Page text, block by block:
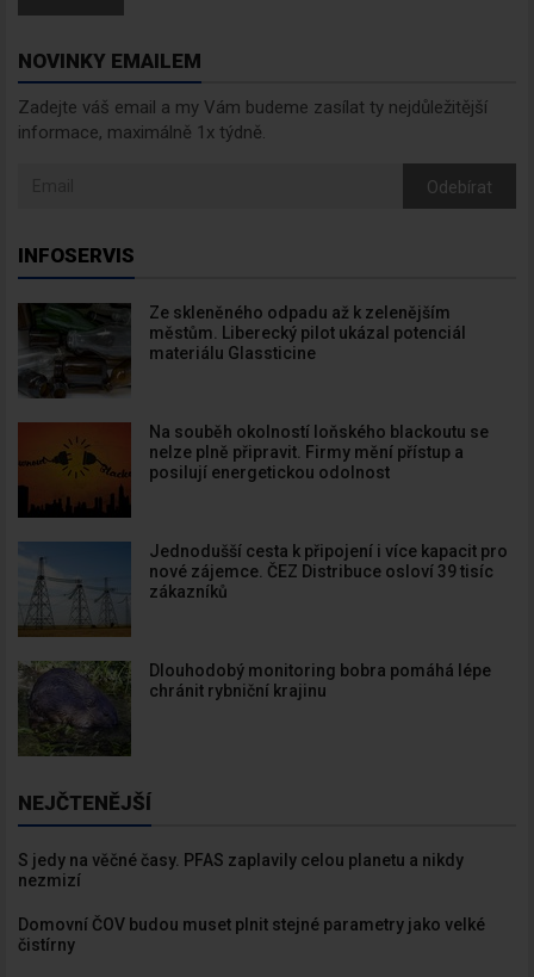
NOVINKY EMAILEM
Zadejte váš email a my Vám budeme zasílat ty nejdůležitější
informace, maximálně 1x týdně.
Odebírat
INFOSERVIS
Ze skleněného odpadu až k zelenějším
městům. Liberecký pilot ukázal potenciál
materiálu Glassticine
Na souběh okolností loňského blackoutu se
nelze plně připravit. Firmy mění přístup a
posilují energetickou odolnost
Jednodušší cesta k připojení i více kapacit pro
nové zájemce. ČEZ Distribuce osloví 39 tisíc
zákazníků
Dlouhodobý monitoring bobra pomáhá lépe
chránit rybniční krajinu
NEJČTENĚJŠÍ
S jedy na věčné časy. PFAS zaplavily celou planetu a nikdy
nezmizí
Domovní ČOV budou muset plnit stejné parametry jako velké
čistírny